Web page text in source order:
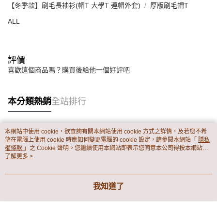
【冬季款】刷毛長袖衫(帽T 大學T 連帽外套) 厚版刷毛帽T
ALL
評價
喜歡這個商品嗎？購買後給他一個好評吧
本分類熱銷全站排行
熱門標籤
本網站中使用 cookie，欲查詢有關本網站使用 cookie 方式之詳情，及若您不希
望在電腦上使用 cookie 時應如何變更電腦的 cookie 設定，請參閱本網站「 隱私
權條款 」之 Cookie 聲明。您繼續使用本網站即表示您同意本公司得按本網站使
用條款之 Cookie 聲明使用 cookie。
了解更多 >
我知道了